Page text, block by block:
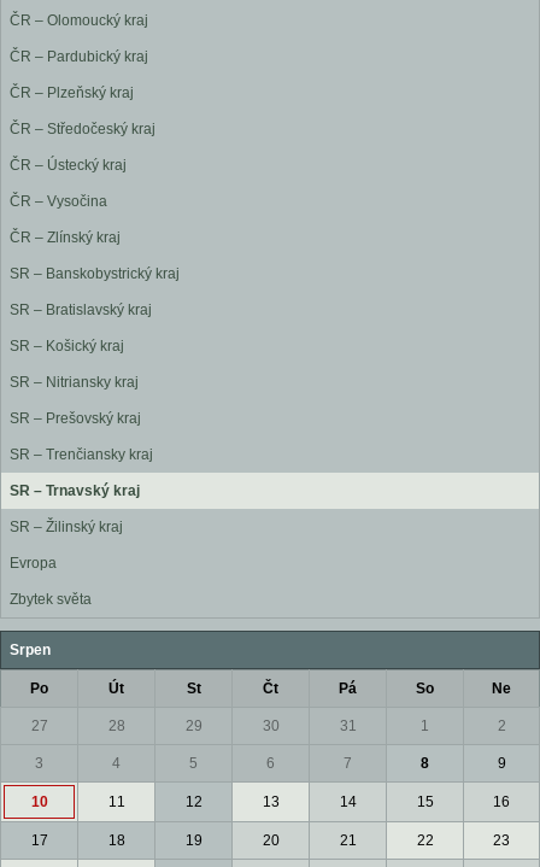
ČR – Olomoucký kraj
ČR – Pardubický kraj
ČR – Plzeňský kraj
ČR – Středočeský kraj
ČR – Ústecký kraj
ČR – Vysočina
ČR – Zlínský kraj
SR – Banskobystrický kraj
SR – Bratislavský kraj
SR – Košický kraj
SR – Nitriansky kraj
SR – Prešovský kraj
SR – Trenčiansky kraj
SR – Trnavský kraj
SR – Žilinský kraj
Evropa
Zbytek světa
Srpen
Po Út St Čt Pá So Ne
27 28 29 30 31 1 2
3 4 5 6 7 8 9
10 11 12 13 14 15 16
17 18 19 20 21 22 23